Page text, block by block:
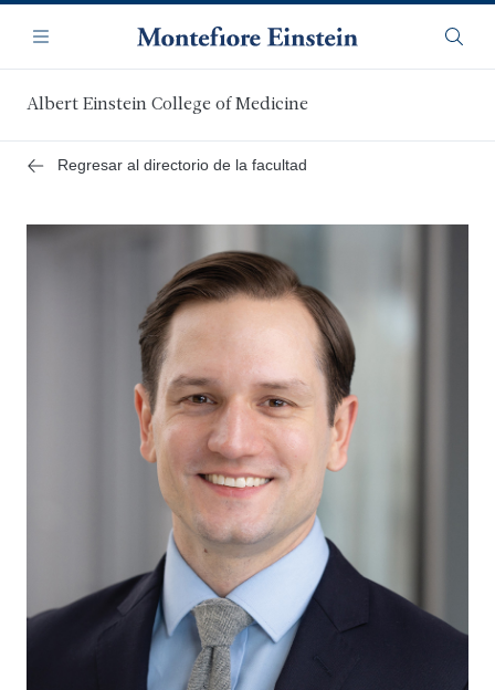
contenido
principal
Navegación
Menú
Albert Einstein College of Medicine
Regresar al directorio de la facultad